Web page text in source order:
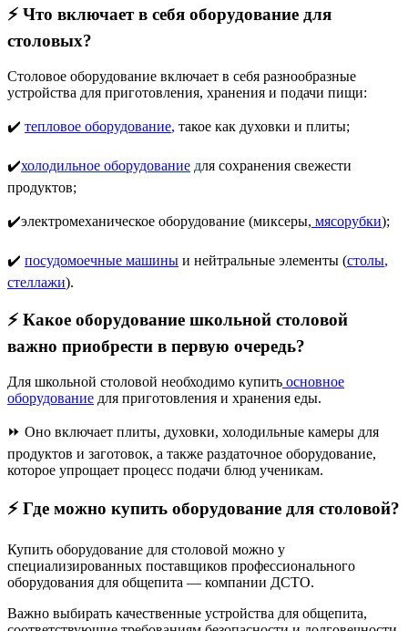
⚡ Что включает в себя оборудование для
столовых?
Столовое оборудование включает в себя разнообразные
устройства для приготовления, хранения и подачи пищи:
✔️ тепловое оборудование, такое как духовки и плиты;
✔️холодильное оборудование для сохранения свежести
продуктов;
✔️электромеханическое оборудование (миксеры, мясорубки);
✔️ посудомоечные машины и нейтральные элементы (столы,
стеллажи).
⚡ Какое оборудование школьной столовой
важно приобрести в первую очередь?
Для школьной столовой необходимо купить основное
оборудование для приготовления и хранения еды.
⏩ Оно включает плиты, духовки, холодильные камеры для
продуктов и заготовок, а также раздаточное оборудование,
которое упрощает процесс подачи блюд ученикам.
⚡ Где можно купить оборудование для столовой?
Купить оборудование для столовой можно у
специализированных поставщиков профессионального
оборудования для общепита — компании ДСТО.
Важно выбирать качественные устройства для общепита,